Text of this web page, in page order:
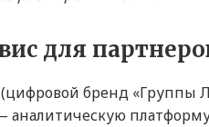
для
бренд «Группы
аналитическую